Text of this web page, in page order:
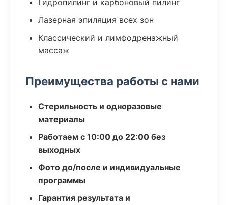
Гидропилинг и карбоновый пилинг
Лазерная эпиляция всех зон
Классический и лимфодренажный
массаж
Преимущества работы с нами
Стерильность и одноразовые
материалы
Работаем с 10:00 до 22:00 без
выходных
Фото до/после и индивидуальные
программы
Гарантия результата и